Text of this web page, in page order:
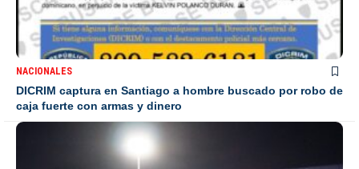
NACIONALES
DICRIM captura en Santiago a hombre buscado por robo de
caja fuerte con armas y dinero